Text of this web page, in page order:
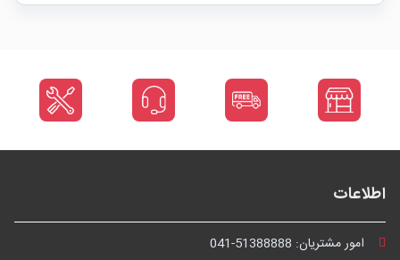
اطلاعات
امور مشتریان: 041-51388888